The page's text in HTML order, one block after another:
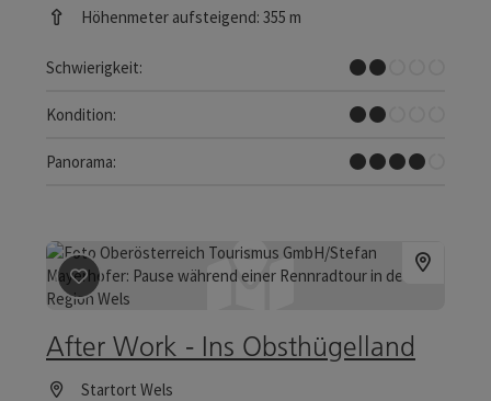
Höhenmeter aufsteigend: 355 m
Schwierigkeit:
Leicht
Kondition:
Leicht
Panorama:
Tolles Panorama
Beitrag merken
After Work - Ins Obsthügelland
Startort Wels